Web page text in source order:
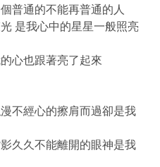
普通的不能再普通的人
是我心中的星星一般照亮
心也跟著亮了起來
不經心的擦肩而過卻是我
久久不能離開的眼神是我